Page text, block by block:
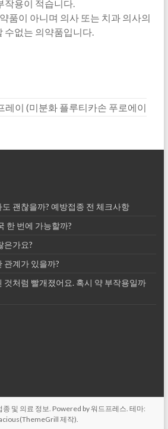
작용이 적습니다.
품이 아니며 의사 또는 치과 의사의
수없는 의약품입니다.
레이 (미분화 플루티카손 푸로에이
괜찮을까? 예방접종 전 체크사항
한 번에 가능할까?
은가요?
관계가 있을까?
것처럼 빨개졌어요. 혹시 약 부작용일까
종 및 의료 정보. Powered by워드프레스. 테마:
ThemeGrill 제작).